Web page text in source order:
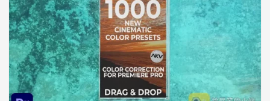
Serr的画廊 更多详情请访问官网…